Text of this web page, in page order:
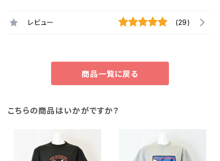
レビュー (29)
商品一覧に戻る
こちらの商品はいかがですか？